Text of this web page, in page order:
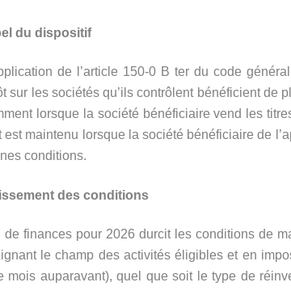
du dispositif
de l’article 150-0 B ter du code
sur les sociétés qu’ils contrôlent bénéficient de
lorsque la société bénéficiaire vend les
est maintenu lorsque la société bénéficiaire de
conditions.
des conditions
de finances pour 2026 durcit les conditions de
le champ des activités éligibles et en
mois auparavant), quel que soit le type de